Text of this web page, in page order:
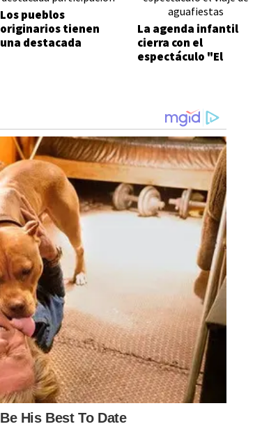
Los pueblos
originarios tienen
una destacada
La agenda infantil
cierra con el
espectáculo "El